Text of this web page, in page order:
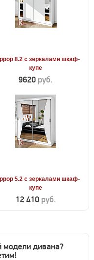
8.2 с зеркалами шкаф-
купе
9620 руб.
5.2 с зеркалами шкаф-
купе
12 410 руб.
модели дивана?